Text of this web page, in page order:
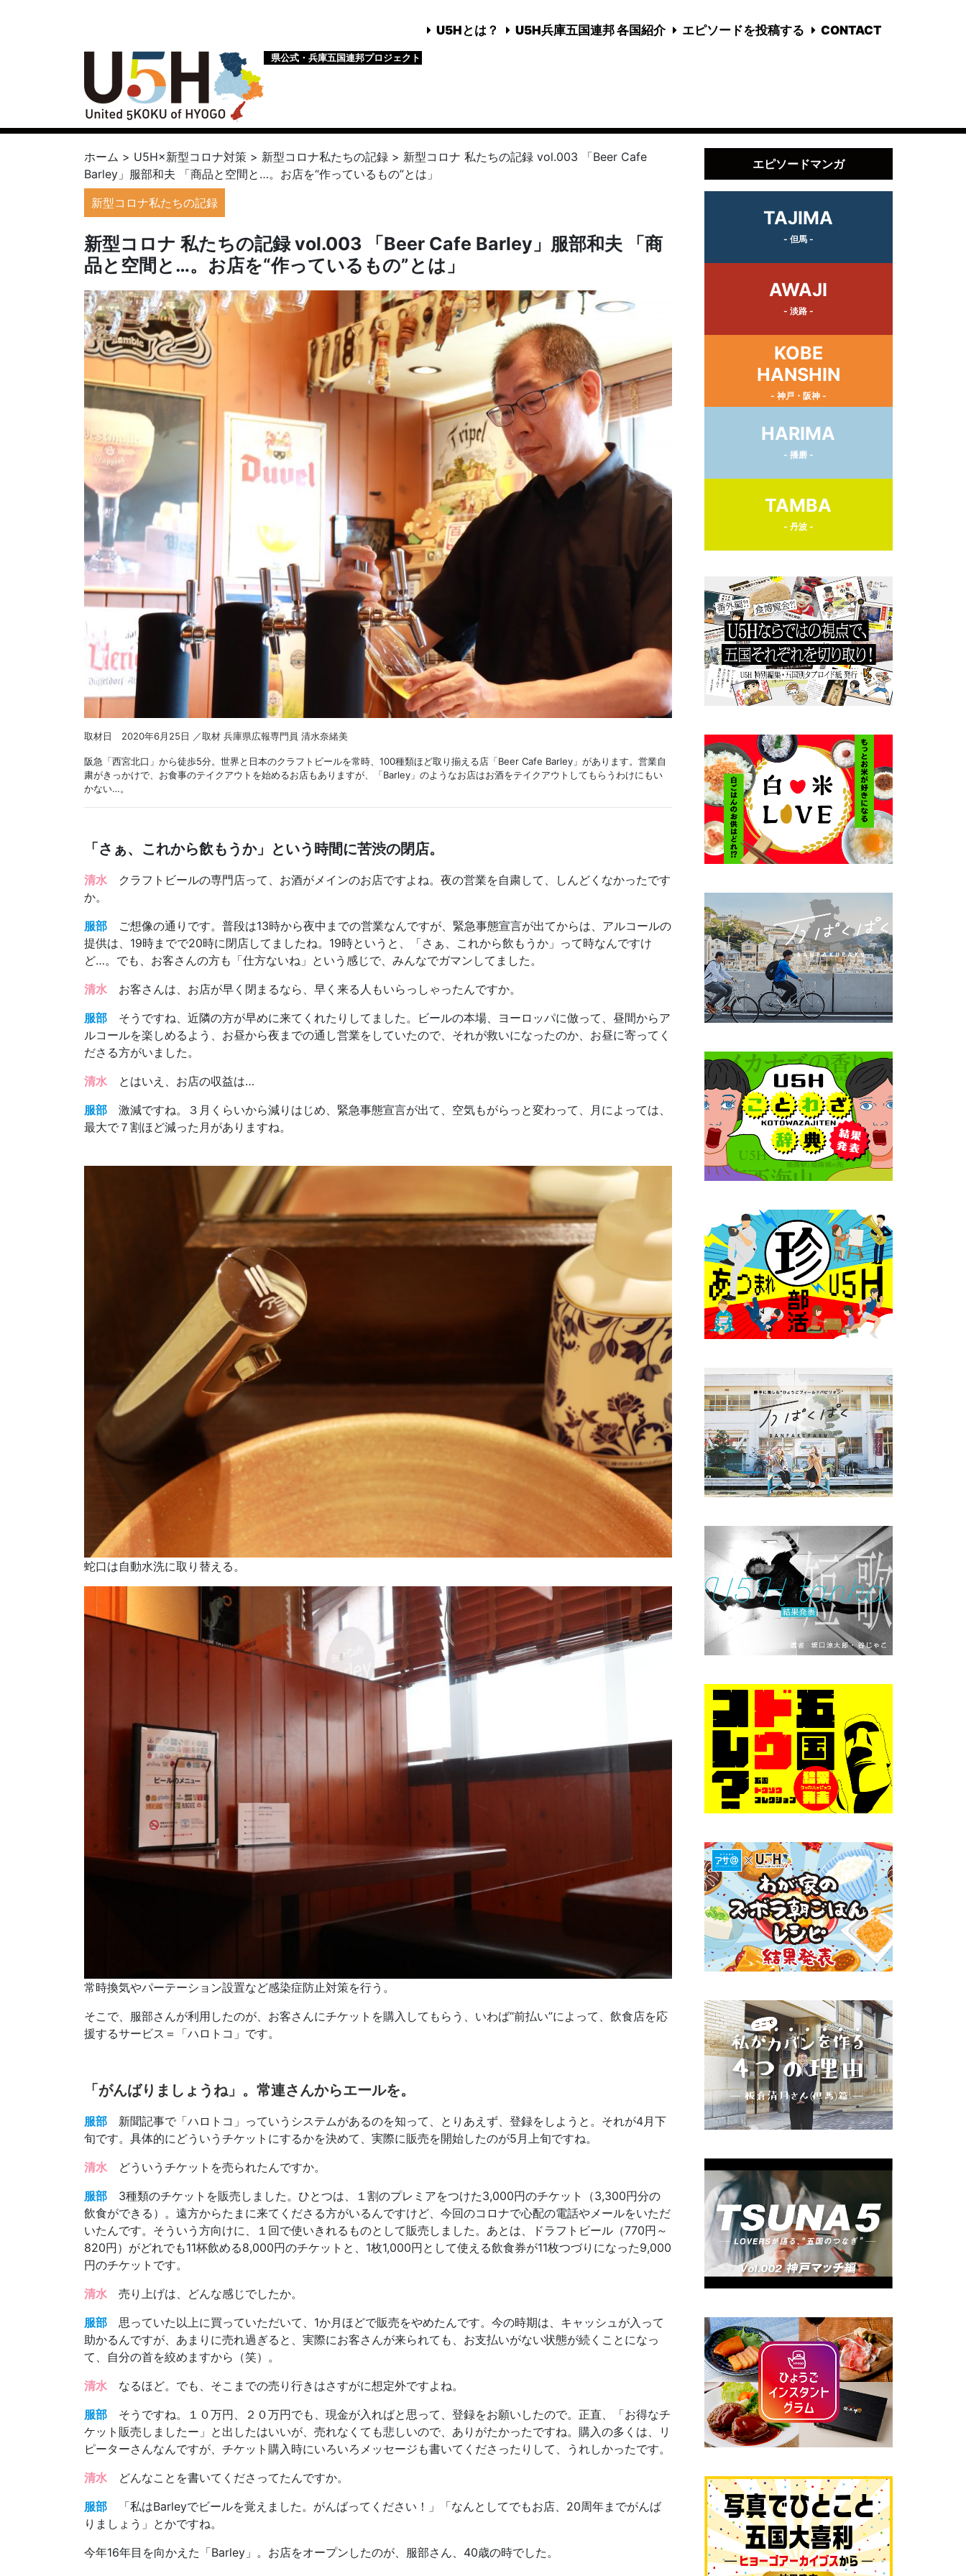
U5Hとは？ U5H兵庫五国連邦 各国紹介 エピソードを投稿する CONTACT
県公式・兵庫五国連邦プロジェクト
ホーム > U5H×新型コロナ対策 > 新型コロナ私たちの記録 > 新型コロナ 私たちの記録 vol.003 「Beer Cafe
Barley」服部和夫 「商品と空間と…。お店を“作っているもの”とは」
新型コロナ私たちの記録
新型コロナ 私たちの記録 vol.003 「Beer Cafe Barley」服部和夫 「商
品と空間と…。お店を“作っているもの”とは」
取材日 2020年6月25日 ／取材 兵庫県広報専門員 清水奈緒美
阪急「西宮北口」から徒歩5分。世界と日本のクラフトビールを常時、100種類ほど取り揃える店「Beer Cafe Barley」があります。営業自
粛がきっかけで、お食事のテイクアウトを始めるお店もありますが、「Barley」のようなお店はお酒をテイクアウトしてもらうわけにもい
かない…。
「さぁ、これから飲もうか」という時間に苦渋の閉店。
清水 クラフトビールの専門店って、お酒がメインのお店ですよね。夜の営業を自粛して、しんどくなかったです
か。
服部 ご想像の通りです。普段は13時から夜中までの営業なんですが、緊急事態宣言が出てからは、アルコールの
提供は、19時までで20時に閉店してましたね。19時というと、「さぁ、これから飲もうか」って時なんですけ
ど…。でも、お客さんの方も「仕方ないね」という感じで、みんなでガマンしてました。
清水 お客さんは、お店が早く閉まるなら、早く来る人もいらっしゃったんですか。
服部 そうですね、近隣の方が早めに来てくれたりしてました。ビールの本場、ヨーロッパに倣って、昼間からア
ルコールを楽しめるよう、お昼から夜までの通し営業をしていたので、それが救いになったのか、お昼に寄ってく
ださる方がいました。
清水 とはいえ、お店の収益は…
服部 激減ですね。３月くらいから減りはじめ、緊急事態宣言が出て、空気もがらっと変わって、月によっては、
最大で７割ほど減った月がありますね。
蛇口は自動水洗に取り替える。
常時換気やパーテーション設置など感染症防止対策を行う。
そこで、服部さんが利用したのが、お客さんにチケットを購入してもらう、いわば“前払い”によって、飲食店を応
援するサービス＝「ハロトコ」です。
「がんばりましょうね」。常連さんからエールを。
服部 新聞記事で「ハロトコ」っていうシステムがあるのを知って、とりあえず、登録をしようと。それが4月下
旬です。具体的にどういうチケットにするかを決めて、実際に販売を開始したのが5月上旬ですね。
清水 どういうチケットを売られたんですか。
服部 3種類のチケットを販売しました。ひとつは、１割のプレミアをつけた3,000円のチケット（3,300円分の
飲食ができる）。遠方からたまに来てくださる方がいるんですけど、今回のコロナで心配の電話やメールをいただ
いたんです。そういう方向けに、１回で使いきれるものとして販売しました。あとは、ドラフトビール（770円～
820円）がどれでも11杯飲める8,000円のチケットと、1枚1,000円として使える飲食券が11枚つづりになった9,000
円のチケットです。
清水 売り上げは、どんな感じでしたか。
服部 思っていた以上に買っていただいて、1か月ほどで販売をやめたんです。今の時期は、キャッシュが入って
助かるんですが、あまりに売れ過ぎると、実際にお客さんが来られても、お支払いがない状態が続くことになっ
て、自分の首を絞めますから（笑）。
清水 なるほど。でも、そこまでの売り行きはさすがに想定外ですよね。
服部 そうですね。１０万円、２０万円でも、現金が入ればと思って、登録をお願いしたので。正直、「お得なチ
ケット販売しましたー」と出したはいいが、売れなくても悲しいので、ありがたかったですね。購入の多くは、リ
ピーターさんなんですが、チケット購入時にいろいろメッセージも書いてくださったりして、うれしかったです。
清水 どんなことを書いてくださってたんですか。
服部 「私はBarleyでビールを覚えました。がんばってください！」「なんとしてでもお店、20周年までがんば
りましょう」とかですね。
今年16年目を向かえた「Barley」。お店をオープンしたのが、服部さん、40歳の時でした。
エピソードマンガ
TAJIMA
- 但馬 -
AWAJI
- 淡路 -
KOBE
HANSHIN
- 神戸・阪神 -
HARIMA
- 播磨 -
TAMBA
- 丹波 -